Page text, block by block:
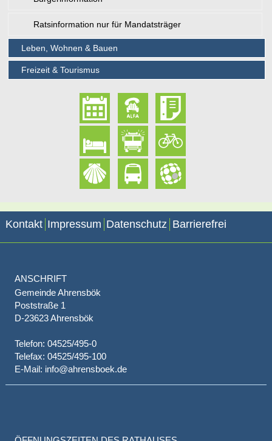
Ratsinformation nur für Mandatsträger
Leben, Wohnen & Bauen
Freizeit & Tourismus
Kontakt Impressum Datenschutz Barrierefrei
ANSCHRIFT
Gemeinde Ahrensbök
Poststraße 1
D-23623 Ahrensbök
Telefon: 04525/495-0
Telefax: 04525/495-100
E-Mail: info@ahrensboek.de